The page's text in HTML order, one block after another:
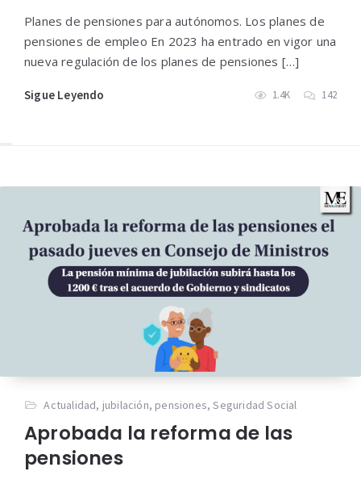
Planes de pensiones para autónomos. Los planes de
pensiones de empleo En 2023 ha entrado en vigor una
nueva regulación de los planes de pensiones […]
Sigue Leyendo 1.4K 142
Actualidad, jubilación, pensiones,Seguridad Social
Aprobada la reforma de las
pensiones